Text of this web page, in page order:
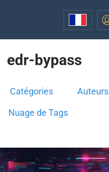
edr-bypass
Catégories Auteurs
Nuage de Tags